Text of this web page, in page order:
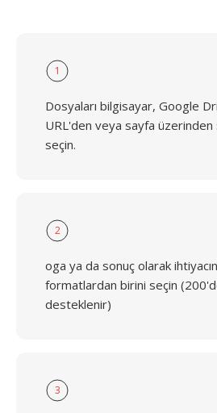
1
Dosyaları bilgisayar, Google
URL'den veya sayfa
seçin.
2
oga ya da sonuç olarak
formatlardan birini seçin
desteklenir)
3